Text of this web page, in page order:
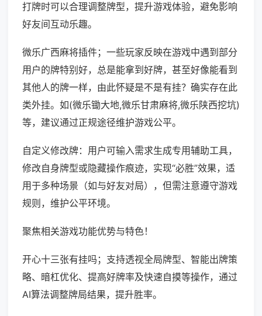
打牌时可以合理调整牌型，提升游戏体验，避免影响
好友间互动乐趣。
微乐广西麻将插件；一些玩家反映在游戏中遇到部分
用户的牌特别好，总是能拿到好牌，甚至好像能看到
其他人的牌一样，由此怀疑是不是有挂？确实存在此
类外挂。如(微乐锄大地,微乐甘肃麻将,微乐陕西挖坑)
等，建议通过正规途径维护游戏公平。
自定义修改牌：用户可输入需求生成专用辅助工具，
修改自身牌型或隐藏操作痕迹，实现“必胜”效果，适
用于多种场景（如与好友对局），但需注意遵守游戏
规则，维护公平环境。
聚焦相关游戏功能优势与特色！
开心十三张有挂吗；支持透视全局牌型、智能出牌策
略、暗杠优化、提高好牌率及快速自摸等操作，通过
AI算法调整牌局结果，提升胜率。